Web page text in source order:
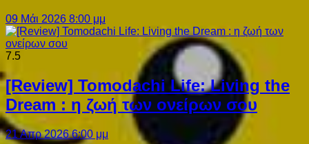
09 Μάι 2026 8:00 μμ
7.5
[Review] Tomodachi Life: Living the
Dream : η ζωή των ονείρων σου
21 Απρ 2026 6:00 μμ